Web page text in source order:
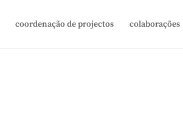
coordenação de projectos colaborações